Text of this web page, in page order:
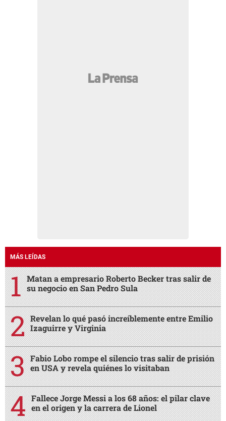
MÁS LEÍDAS
Matan a empresario Roberto Becker tras salir de
su negocio en San Pedro Sula
Revelan lo qué pasó increíblemente entre Emilio
Izaguirre y Virginia
Fabio Lobo rompe el silencio tras salir de prisión
en USA y revela quiénes lo visitaban
Fallece Jorge Messi a los 68 años: el pilar clave
en el origen y la carrera de Lionel